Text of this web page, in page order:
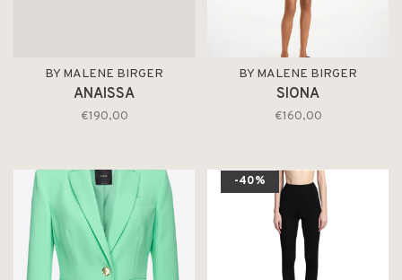
BY MALENE BIRGER
ANAISSA
€190,00
BY MALENE BIRGER
SIONA
€160,00
-40%